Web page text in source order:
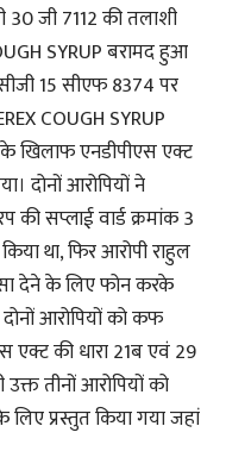
30 जी 7112 की तलाशी
SYRUP बरामद हुआ
15 सीएफ 8374 पर
COUGH SYRUP
खिलाफ एनडीपीएस एक्ट
दोनों आरोपियों ने
की सप्लाई वार्ड क्रमांक 3
था, फिर आरोपी राहुल
देने के लिए फोन करके
आरोपियों को कफ
एक्ट की धारा 21ब एवं 29
तीनों आरोपियों को
लिए प्रस्तुत किया गया जहां